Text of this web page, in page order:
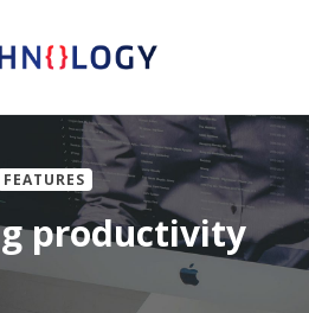
FEATURES
productivity